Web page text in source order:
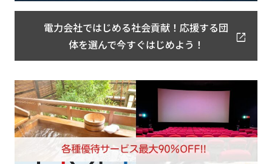
電力会社ではじめる社会貢献！応援する団
体を選んで今すぐはじめよう！